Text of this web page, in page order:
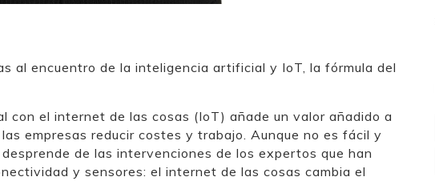
al encuentro de la inteligencia artificial y IoT, la fórmula del
con el internet de las cosas (IoT) añade un valor añadido a
empresas reducir costes y trabajo. Aunque no es fácil y
de las intervenciones de los expertos que han
y sensores: el internet de las cosas cambia el